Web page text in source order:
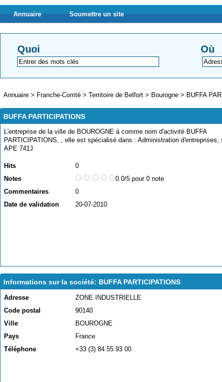
Annuaire Soumettre un site
Quoi Où
Annuaire > Franche-Comté > Territoire de Belfort > Bourogne > BUFFA
BUFFA PARTICIPATIONS
L'entreprise de la ville de BOUROGNE à comme nom d'activité BUFFA
PARTICIPATIONS, , elle est spécialisé dans : Administration d'entreprises,
APE 741J
Hits
0
Notes
0.0/5 pour 0 note
Commentaires
0
Date de validation
20-07-2010
Informations sur la société: BUFFA PARTICIPATIONS
Adresse
ZONE INDUSTRIELLE
Code postal
90140
Ville
BOUROGNE
Pays
France
Téléphone
+33 (3) 84 55 93 00